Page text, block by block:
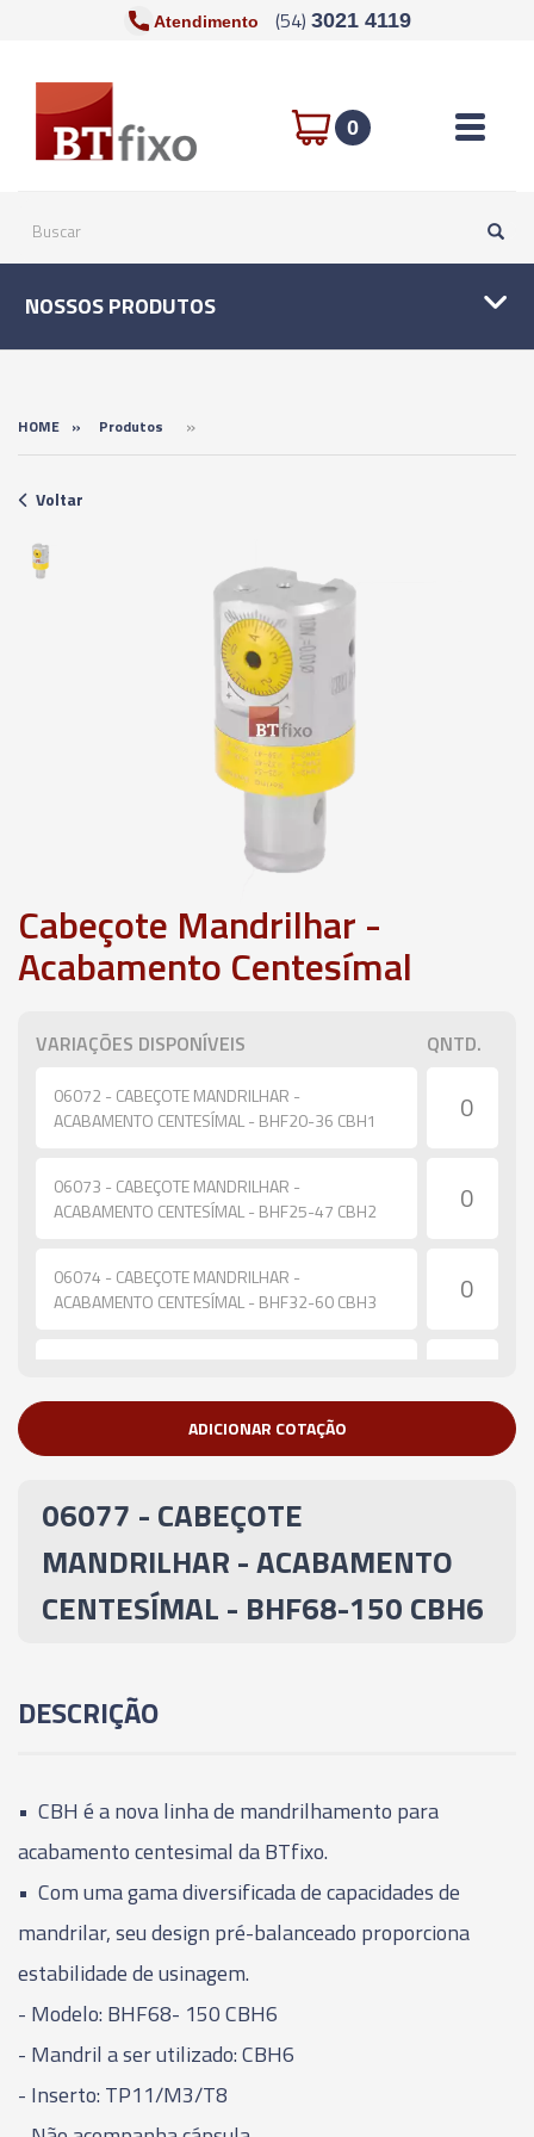
Atendimento (54) 3021 4119
0 Toggle
NOSSOS PRODUTOS
HOME » Produtos »
Voltar
Cabeçote Mandrilhar -
Acabamento Centesímal
VARIAÇÕES DISPONÍVEIS QNTD.
06072 - CABEÇOTE MANDRILHAR -
ACABAMENTO CENTESÍMAL - BHF20-36 CBH1
06073 - CABEÇOTE MANDRILHAR -
ACABAMENTO CENTESÍMAL - BHF25-47 CBH2
06074 - CABEÇOTE MANDRILHAR -
ACABAMENTO CENTESÍMAL - BHF32-60 CBH3
06076 - CABEÇOTE MANDRILHAR -
06077 - CABEÇOTE MANDRILHAR -
ACABAMENTO CENTESÍMAL - BHF68-150 CBH6
06079 - CABEÇOTE MANDRILHAR -
ADICIONAR COTAÇÃO
06077 - CABEÇOTE
MANDRILHAR - ACABAMENTO
CENTESÍMAL - BHF68-150 CBH6
DESCRIÇÃO
• CBH é a nova linha de mandrilhamento para
acabamento centesimal da BTfixo.
• Com uma gama diversificada de capacidades de
mandrilar, seu design pré-balanceado proporciona
estabilidade de usinagem.
- Modelo: BHF68- 150 CBH6
- Mandril a ser utilizado: CBH6
- Inserto: TP11/M3/T8